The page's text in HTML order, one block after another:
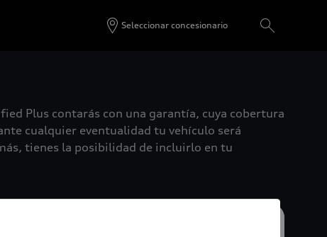
Seleccionar concesionario
Plus contarás con una garantía, cuya cobertura
cualquier eventualidad tu vehículo será
tienes la posibilidad de incluirlo en tu